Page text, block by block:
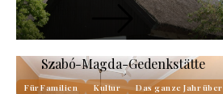
Szabó-Magda-Gedenkstätte
Für Familien Kultur Das ganze Jahr über